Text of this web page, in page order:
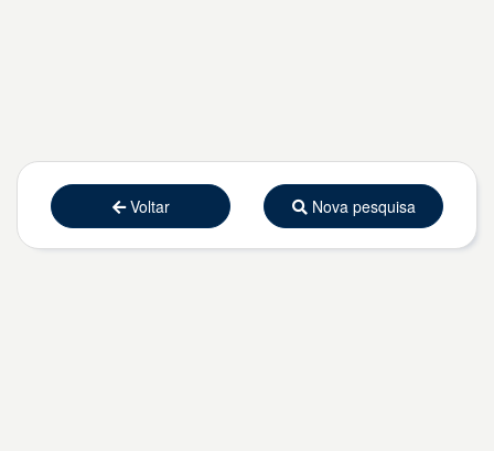
Voltar Nova pesquisa